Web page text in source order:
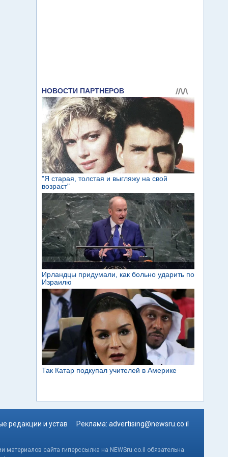
редакции и устав Реклама: advertising@newsru.co.il
сайта гиперссылка на NEWSru.co.il обязательна.